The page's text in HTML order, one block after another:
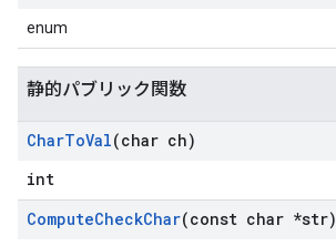
enum
静的パブリック関数
CharToVal(char ch)
int
ComputeCheckChar(const char *str)